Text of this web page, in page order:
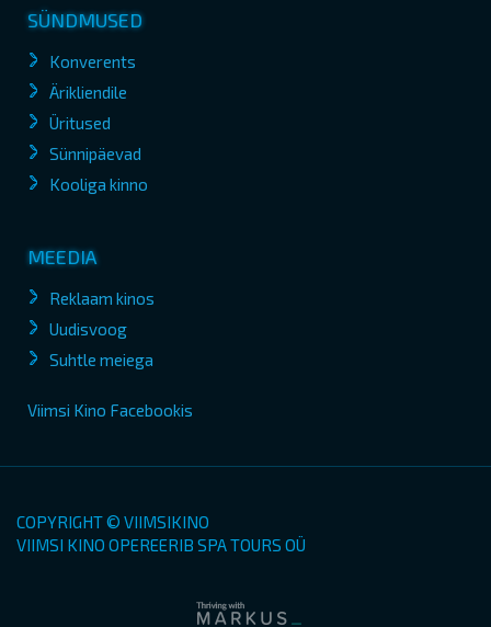
SÜNDMUSED
Konverents
Ärikliendile
Üritused
Sünnipäevad
Kooliga kinno
MEEDIA
Reklaam kinos
Uudisvoog
Suhtle meiega
Viimsi Kino Facebookis
COPYRIGHT © VIIMSIKINO
VIIMSI KINO OPEREERIB SPA TOURS OÜ